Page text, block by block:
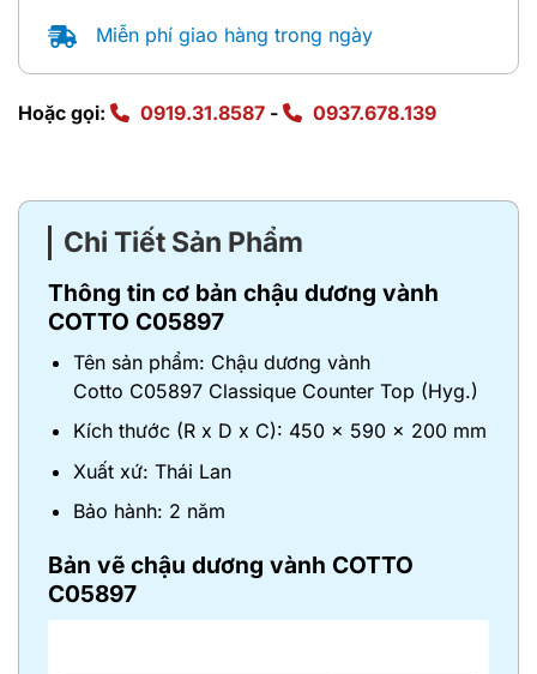
Miễn phí giao hàng trong ngày
Hoặc gọi: 0919.31.8587 - 0937.678.139
Chi Tiết Sản Phẩm
Thông tin cơ bản chậu dương vành
COTTO C05897
Tên sản phẩm: Chậu dương vành
Cotto C05897 Classique Counter Top (Hyg.)
Kích thước (R x D x C): 450 x 590 x 200 mm
Xuất xứ: Thái Lan
Bảo hành: 2 năm
Bản vẽ chậu dương vành COTTO
C05897